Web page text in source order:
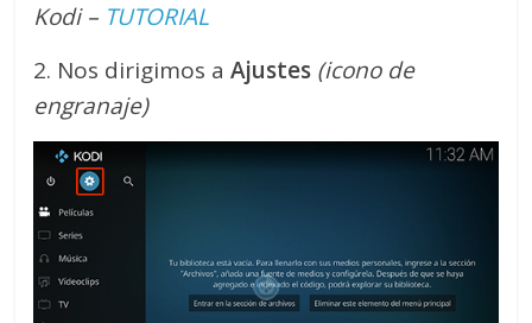
Kodi – TUTORIAL
2. Nos dirigimos aAjustes (icono de
engranaje)